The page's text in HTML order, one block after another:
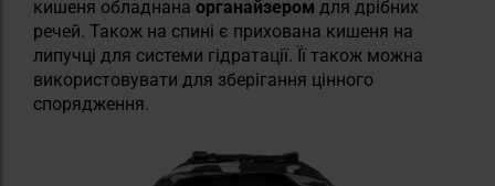
кишеня обладнана органайзером для дрібних
речей. Також на спині є прихована кишеня на
липучці для системи гідратації. Її також можна
використовувати для зберігання цінного
спорядження.